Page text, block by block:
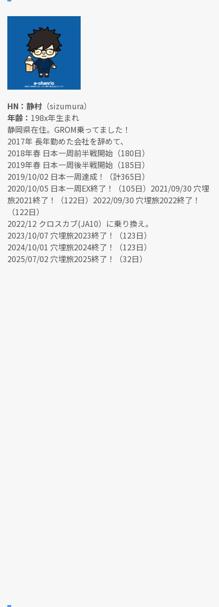
HN：静村 （sizumura）
年齢： 198x年生まれ
静岡県在住。GROM乗ってました！
2017年 長年勤めた会社を辞めて、
2018年春 日本一周前半戦開始（180日）
2019年春 日本一周後半戦開始（185日）
2019/10/02 日本一周達成！（計365日）
2020/10/05 日本一周EX終了！（105日）2021/09/30 穴埋
旅2021終了！（122日）2022/09/30 穴埋旅2022終了！
（122日）
2022/12 クロスカブ(JA10）に乗り換え。
2023/10/07 穴埋旅2023終了！（123日）
2024/10/01 穴埋旅2024終了！（123日）
2025/07/02 穴埋旅2025終了！（32日）